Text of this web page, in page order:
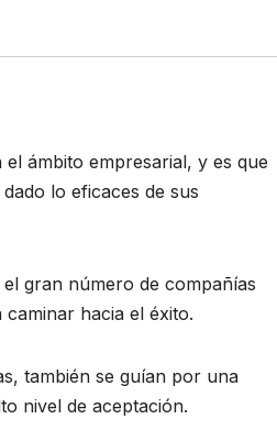
ámbito empresarial, y es que
lo eficaces de sus
gran número de compañías
hacia el éxito.
también se guían por una
nivel de aceptación.